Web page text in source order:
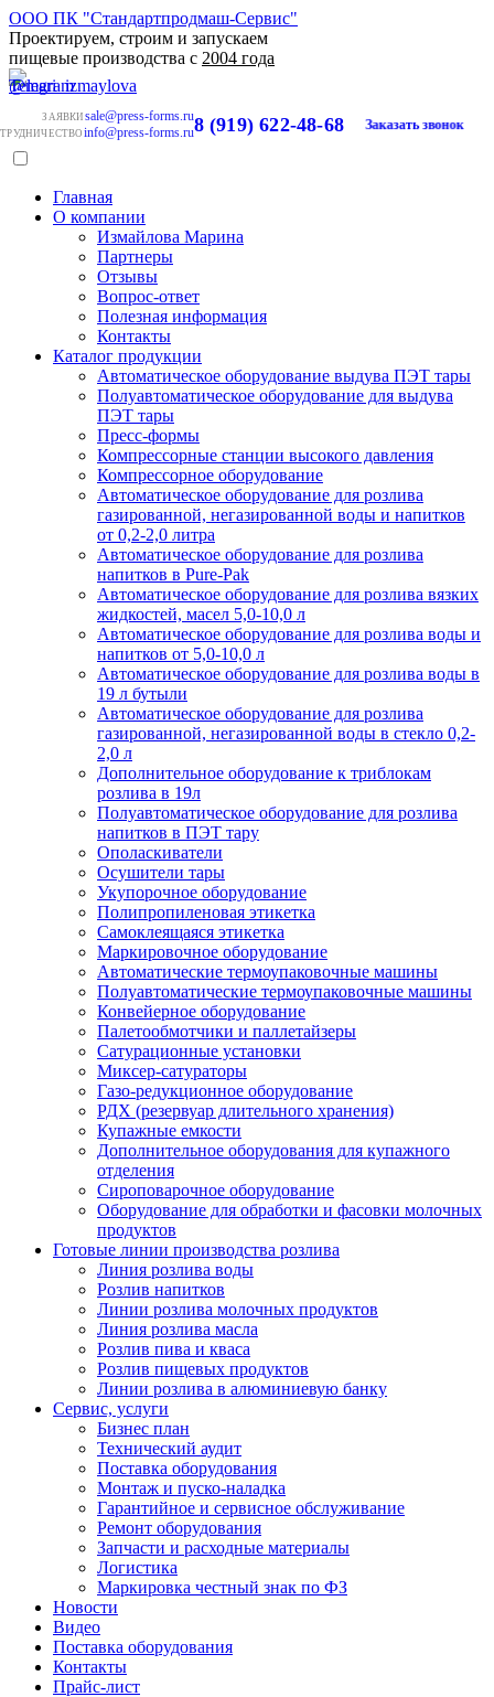
ООО ПК "Стандартпродмаш-Сервис"
Проектируем, строим и запускаем
пищевые производства с 2004 года
ЗАЯВКИ sale@press-forms.ru
info@press-forms.ru8 (919) 622-48-68 Заказать звонок
Главная
О компании
Измайлова Марина
Партнеры
Отзывы
Вопрос-ответ
Полезная информация
Контакты
Каталог продукции
Автоматическое оборудование выдува ПЭТ тары
Полуавтоматическое оборудование для выдува
ПЭТ тары
Пресс-формы
Компрессорные станции высокого давления
Компрессорное оборудование
Автоматическое оборудование для розлива
газированной, негазированной воды и напитков
от 0,2-2,0 литра
Автоматическое оборудование для розлива
напитков в Pure-Pak
Автоматическое оборудование для розлива вязких
жидкостей, масел 5,0-10,0 л
Автоматическое оборудование для розлива воды и
напитков от 5,0-10,0 л
Автоматическое оборудование для розлива воды в
19 л бутыли
Автоматическое оборудование для розлива
газированной, негазированной воды в стекло 0,2-
2,0 л
Дополнительное оборудование к триблокам
розлива в 19л
Полуавтоматическое оборудование для розлива
напитков в ПЭТ тару
Ополаскиватели
Осушители тары
Укупорочное оборудование
Полипропиленовая этикетка
Самоклеящаяся этикетка
Маркировочное оборудование
Автоматические термоупаковочные машины
Полуавтоматические термоупаковочные машины
Конвейерное оборудование
Палетообмотчики и паллетайзеры
Сатурационные установки
Миксер-сатураторы
Газо-редукционное оборудование
РДХ (резервуар длительного хранения)
Купажные емкости
Дополнительное оборудования для купажного
отделения
Сироповарочное оборудование
Оборудование для обработки и фасовки молочных
продуктов
Готовые линии производства розлива
Линия розлива воды
Розлив напитков
Линии розлива молочных продуктов
Линия розлива масла
Розлив пива и кваса
Розлив пищевых продуктов
Линии розлива в алюминиевую банку
Сервис, услуги
Бизнес план
Технический аудит
Поставка оборудования
Монтаж и пуско-наладка
Гарантийное и сервисное обслуживание
Ремонт оборудования
Запчасти и расходные материалы
Логистика
Маркировка честный знак по ФЗ
Новости
Видео
Поставка оборудования
Контакты
Прайс-лист